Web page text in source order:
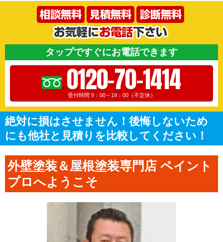
タップですぐにお電話できます
0120-70-1414
受付時間 9：00～19：00（不定休）
絶対に損はさせません！後悔しないため
にも他社と見積りを比較してください！
外壁塗装＆屋根塗装専門店 ペイント
プロへようこそ